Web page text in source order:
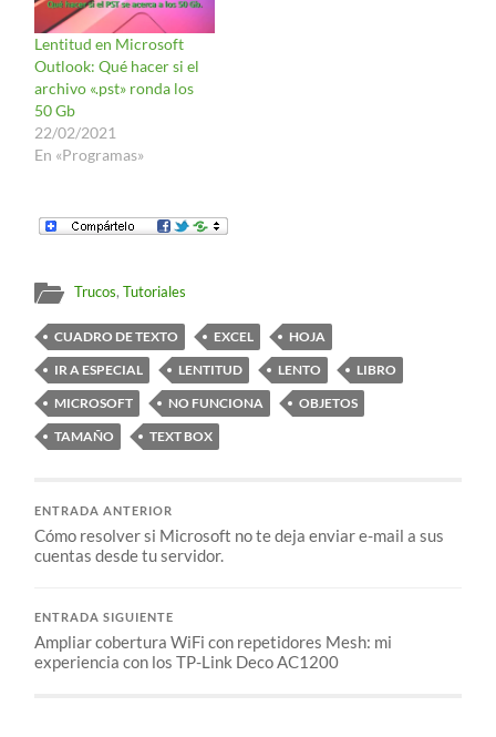
Lentitud en Microsoft
Outlook: Qué hacer si el
archivo «.pst» ronda los
50 Gb
22/02/2021
En «Programas»
Trucos,Tutoriales
CUADRO DE TEXTO EXCEL
HOJA
IR A ESPECIAL
LENTITUD LENTO
LIBRO
MICROSOFT
NO FUNCIONA
OBJETOS
TAMAÑO
TEXT BOX
ENTRADA ANTERIOR
Cómo resolver si Microsoft no te deja enviar e-mail a sus
cuentas desde tu servidor.
ENTRADA SIGUIENTE
Ampliar cobertura WiFi con repetidores Mesh: mi
experiencia con los TP-Link Deco AC1200